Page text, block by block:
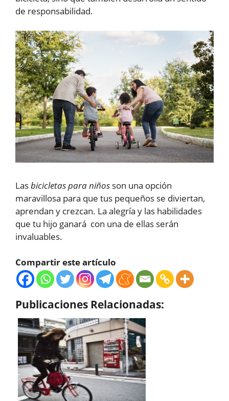
de responsabilidad.
Lasbicicletas para niños son una opción
maravillosa para que tus pequeños se diviertan,
aprendan y crezcan. La alegría y las habilidades
que tu hijo ganará con una de ellas serán
invaluables.
Compartir este artículo
Publicaciones Relacionadas: